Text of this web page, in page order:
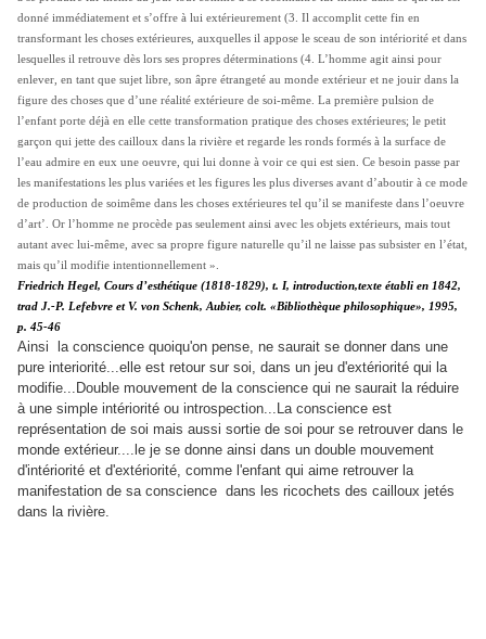
donné immédiatement et s’offre à lui extérieurement (3. Il accomplit cette fin en
transformant les choses extérieures, auxquelles il appose le sceau de son intériorité et dans
lesquelles il retrouve dès lors ses propres déterminations (4. L’homme agit ainsi pour
enlever, en tant que sujet libre, son âpre étrangeté au monde extérieur et ne jouir dans la
figure des choses que d’une réalité extérieure de soi-même. La première pulsion de
l’enfant porte déjà en elle cette transformation pratique des choses extérieures; le petit
garçon qui jette des cailloux dans la rivière et regarde les ronds formés à la surface de
l’eau admire en eux une oeuvre, qui lui donne à voir ce qui est sien. Ce besoin passe par
les manifestations les plus variées et les figures les plus diverses avant d’aboutir à ce mode
de production de soimême dans les choses extérieures tel qu’il se manifeste dans l’oeuvre
d’art’. Or l’homme ne procède pas seulement ainsi avec les objets extérieurs, mais tout
autant avec lui-même, avec sa propre figure naturelle qu’il ne laisse pas subsister en l’état,
mais qu’il modifie intentionnellement ».
Friedrich Hegel, Cours d’esthétique (1818-1829), t. I, introduction,texte établi en 1842,
trad J.-P. Lefebvre et V. von Schenk, Aubier, colt. «Bibliothèque philosophique», 1995,
p. 45-46
Ainsi la conscience quoiqu'on pense, ne saurait se donner dans une
pure interiorité...elle est retour sur soi, dans un jeu d'extériorité qui la
modifie...Double mouvement de la conscience qui ne saurait la réduire
à une simple intériorité ou introspection...La conscience est
représentation de soi mais aussi sortie de soi pour se retrouver dans le
monde extérieur....le je se donne ainsi dans un double mouvement
d'intériorité et d'extériorité, comme l'enfant qui aime retrouver la
manifestation de sa conscience dans les ricochets des cailloux jetés
dans la rivière.